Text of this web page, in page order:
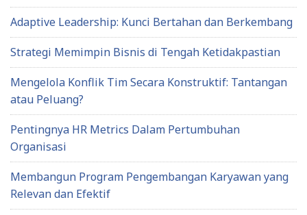
Adaptive Leadership: Kunci Bertahan dan Berkembang
Strategi Memimpin Bisnis di Tengah Ketidakpastian
Mengelola Konflik Tim Secara Konstruktif: Tantangan
atau Peluang?
Pentingnya HR Metrics Dalam Pertumbuhan
Organisasi
Membangun Program Pengembangan Karyawan yang
Relevan dan Efektif